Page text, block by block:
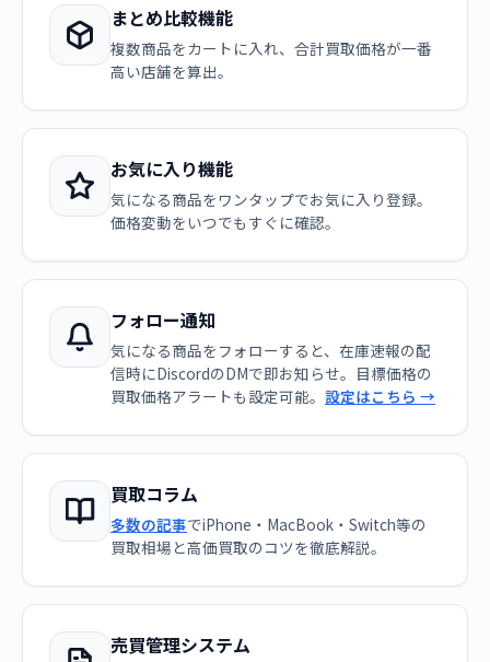
まとめ比較機能
複数商品をカートに入れ、合計買取価格が一番
高い店舗を算出。
お気に入り機能
気になる商品をワンタップでお気に入り登録。
価格変動をいつでもすぐに確認。
フォロー通知
気になる商品をフォローすると、在庫速報の配
信時にDiscordのDMで即お知らせ。目標価格の
買取価格アラートも設定可能。 設定はこちら →
買取コラム
多数の記事でiPhone・MacBook・Switch等の
買取相場と高価買取のコツを徹底解説。
売買管理システム